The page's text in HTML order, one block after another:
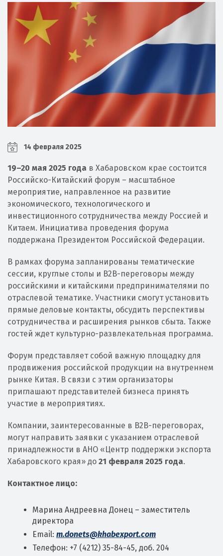
14 февраля 2025
19–20 мая 2025 года в Хабаровском крае состоится
Российско-Китайский форум – масштабное
мероприятие, направленное на развитие
экономического, технологического и
инвестиционного сотрудничества между Россией и
Китаем. Инициатива проведения форума
поддержана Президентом Российской Федерации.
В рамках форума запланированы тематические
сессии, круглые столы и B2B-переговоры между
российскими и китайскими предпринимателями по
отраслевой тематике. Участники смогут установить
прямые деловые контакты, обсудить перспективы
сотрудничества и расширения рынков сбыта. Также
гостей ждет культурно-развлекательная программа.
Форум представляет собой важную площадку для
продвижения российской продукции на внутреннем
рынке Китая. В связи с этим организаторы
приглашают представителей бизнеса принять
участие в мероприятиях.
Компании, заинтересованные в B2B-переговорах,
могут направить заявки с указанием отраслевой
принадлежности в АНО «Центр поддержки экспорта
Хабаровского края» до 21 февраля 2025 года.
Контактное лицо:
Марина Андреевна Донец – заместитель
директора
Email: m.donets@khabexport.com
Телефон: +7 (4212) 35-84-45, доб. 204